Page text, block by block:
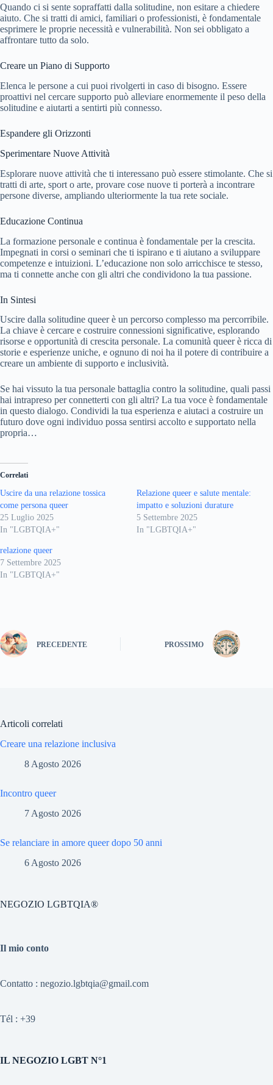
Quando ci si sente sopraffatti dalla solitudine, non esitare a chiedere
aiuto. Che si tratti di amici, familiari o professionisti, è fondamentale
esprimere le proprie necessità e vulnerabilità. Non sei obbligato a
affrontare tutto da solo.
Creare un Piano di Supporto
Elenca le persone a cui puoi rivolgerti in caso di bisogno. Essere
proattivi nel cercare supporto può alleviare enormemente il peso della
solitudine e aiutarti a sentirti più connesso.
Espandere gli Orizzonti
Sperimentare Nuove Attività
Esplorare nuove attività che ti interessano può essere stimolante. Che si
tratti di arte, sport o arte, provare cose nuove ti porterà a incontrare
persone diverse, ampliando ulteriormente la tua rete sociale.
Educazione Continua
La formazione personale e continua è fondamentale per la crescita.
Impegnati in corsi o seminari che ti ispirano e ti aiutano a sviluppare
competenze e intuizioni. L’educazione non solo arricchisce te stesso,
ma ti connette anche con gli altri che condividono la tua passione.
In Sintesi
Uscire dalla solitudine queer è un percorso complesso ma percorribile.
La chiave è cercare e costruire connessioni significative, esplorando
risorse e opportunità di crescita personale. La comunità queer è ricca di
storie e esperienze uniche, e ognuno di noi ha il potere di contribuire a
creare un ambiente di supporto e inclusività.
Se hai vissuto la tua personale battaglia contro la solitudine, quali passi
hai intrapreso per connetterti con gli altri? La tua voce è fondamentale
in questo dialogo. Condividi la tua esperienza e aiutaci a costruire un
futuro dove ogni individuo possa sentirsi accolto e supportato nella
propria…
Correlati
Uscire da una relazione tossica
come persona queer
25 Luglio 2025
In "LGBTQIA+"
Relazione queer e salute mentale:
impatto e soluzioni durature
5 Settembre 2025
In "LGBTQIA+"
relazione queer
7 Settembre 2025
In "LGBTQIA+"
PRECEDENTE PROSSIMO
Articoli correlati
Creare una relazione inclusiva
8 Agosto 2026
Incontro queer
7 Agosto 2026
Se relanciare in amore queer dopo 50 anni
6 Agosto 2026
NEGOZIO LGBTQIA®
Il mio conto
Contatto : negozio.lgbtqia@gmail.com
Tél : +39
IL NEGOZIO LGBT N°1